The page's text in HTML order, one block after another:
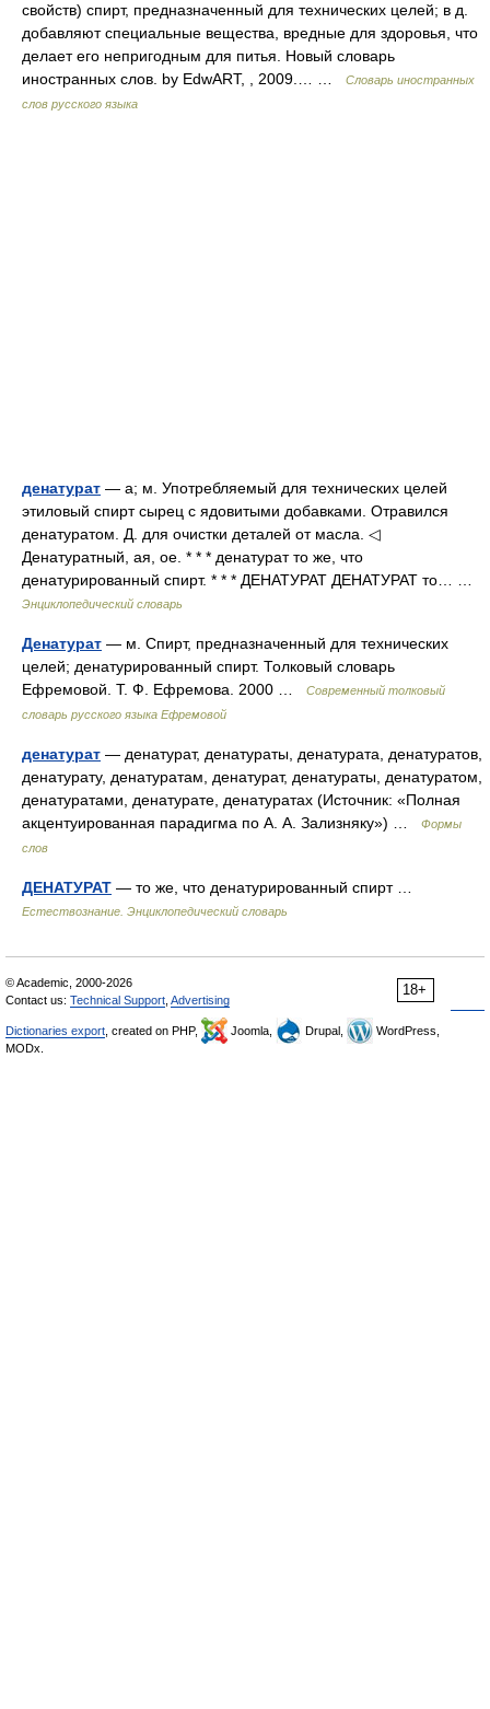
свойств) спирт, предназначенный для технических целей; в д.
добавляют специальные вещества, вредные для здоровья, что
делает его непригодным для питья. Новый словарь
иностранных слов. by EdwART, , 2009.… …
Словарь иностранных
слов русского языка
денатурат — а; м. Употребляемый для технических целей
этиловый спирт сырец с ядовитыми добавками. Отравился
денатуратом. Д. для очистки деталей от масла. ◁
Денатуратный, ая, ое. * * * денатурат то же, что
денатурированный спирт. * * * ДЕНАТУРАТ ДЕНАТУРАТ то… …
Энциклопедический словарь
Денатурат — м. Спирт, предназначенный для технических
целей; денатурированный спирт. Толковый словарь
Ефремовой. Т. Ф. Ефремова. 2000 …
Современный толковый
словарь русского языка Ефремовой
денатурат — денатурат, денатураты, денатурата, денатуратов,
денатурату, денатуратам, денатурат, денатураты, денатуратом,
денатуратами, денатурате, денатуратах (Источник: «Полная
акцентуированная парадигма по А. А. Зализняку») …
Формы
слов
ДЕНАТУРАТ — то же, что денатурированный спирт …
Естествознание. Энциклопедический словарь
18+
© Academic, 2000-2026
Contact us: Technical Support Advertising
Dictionaries export , created on PHP, Joomla, Drupal,
WordPress,
MODx.